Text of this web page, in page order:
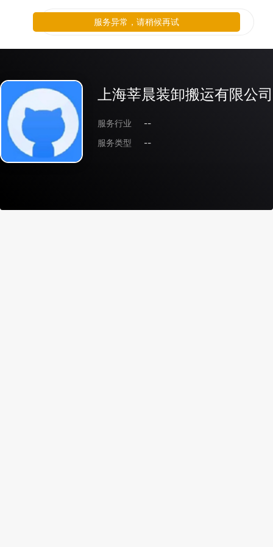
上海莘晨装卸搬运有限公司
服务行业
--
服务类型
--
服务异常，请稍候再试